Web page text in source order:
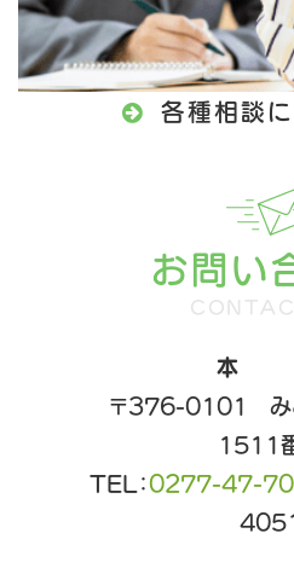
 各種相談
お問い
本
〒376-0101 み
1511
TEL：0277-47-